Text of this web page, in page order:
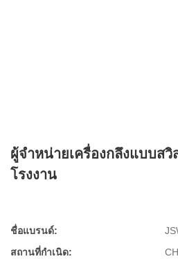
ผู้จำหน่ายเครื่องกลึงแบบส
โรงงาน
ชื่อแบรนด์:
สถานที่กำเนิด: